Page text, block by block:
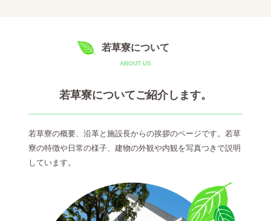
若草寮について
ABOUT US
若草寮についてご紹介します。
若草寮の概要、沿革と施設長からの挨拶のページです。若草
寮の特徴や日常の様子、建物の外観や内観を写真つきで説明
しています。